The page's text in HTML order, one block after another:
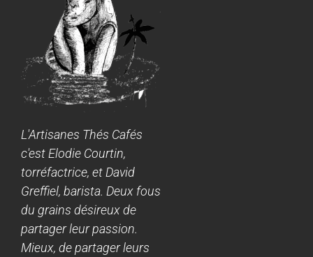
L'Artisanes Thés Cafés
c'est Elodie Courtin,
torréfactrice, et David
Greffiel, barista. Deux fous
du grains désireux de
partager leur passion.
Mieux, de partager leurs